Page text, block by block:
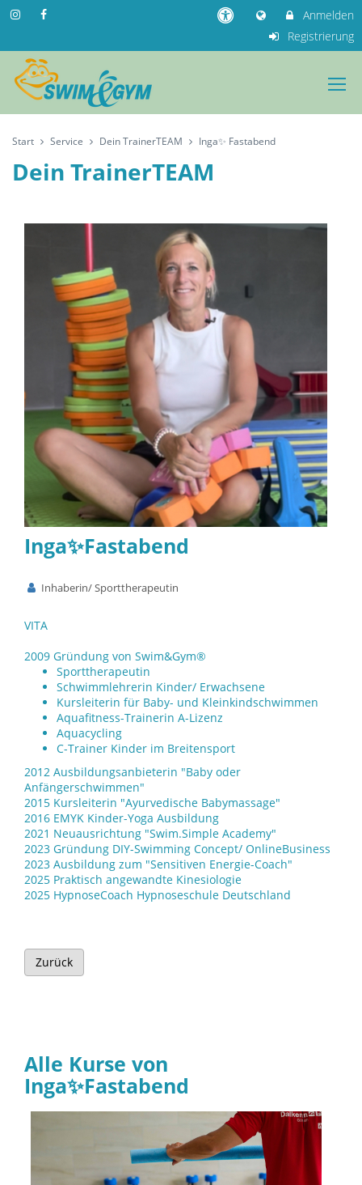
Anmelden
Registrierung
Start Service Dein TrainerTEAM Inga✨ Fastabend
Dein TrainerTEAM
Inga✨Fastabend
Inhaberin/ Sporttherapeutin
VITA
2009 Gründung von Swim&Gym®
Sporttherapeutin
Schwimmlehrerin Kinder/ Erwachsene
Kursleiterin für Baby- und Kleinkindschwimmen
Aquafitness-Trainerin A-Lizenz
Aquacycling
C-Trainer Kinder im Breitensport
2012 Ausbildungsanbieterin "Baby oder
Anfängerschwimmen"
2015 Kursleiterin "Ayurvedische Babymassage"
2016 EMYK Kinder-Yoga Ausbildung
2021 Neuausrichtung "Swim.Simple Academy"
2023 Gründung DIY-Swimming Concept/ OnlineBusiness
2023 Ausbildung zum "Sensitiven Energie-Coach"
2025 Praktisch angewandte Kinesiologie
2025 HypnoseCoach Hypnoseschule Deutschland
Zurück
Alle Kurse von
Inga✨Fastabend